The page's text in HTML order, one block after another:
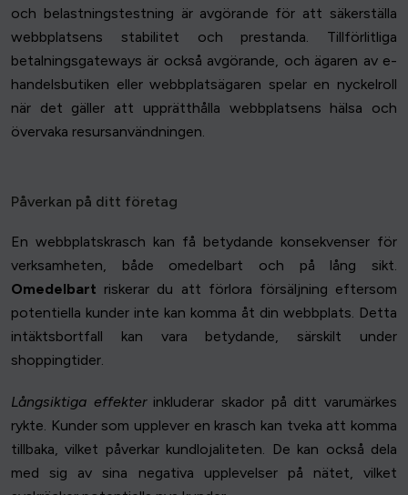
och belastningstestning är avgörande för att säkerställa
webbplatsens stabilitet och prestanda. Tillförlitliga
betalningsgateways är också avgörande, och ägaren av e-
handelsbutiken eller webbplatsägaren spelar en nyckelroll
när det gäller att upprätthålla webbplatsens hälsa och
övervaka resursanvändningen.
Påverkan på ditt företag
En webbplatskrasch kan få betydande konsekvenser för
verksamheten, både omedelbart och på lång sikt.
Omedelbart riskerar du att förlora försäljning eftersom
potentiella kunder inte kan komma åt din webbplats. Detta
intäktsbortfall kan vara betydande, särskilt under
shoppingtider.
Långsiktiga effekterinkluderar skador på ditt varumärkes
rykte. Kunder som upplever en krasch kan tveka att komma
tillbaka, vilket påverkar kundlojaliteten. De kan också dela
med sig av sina negativa upplevelser på nätet, vilket